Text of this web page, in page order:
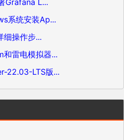
系统安装Ap...
操作步...
雷电模拟器...
22.03-LTS版...